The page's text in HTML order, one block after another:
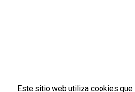
Este sitio web utiliza cookies que